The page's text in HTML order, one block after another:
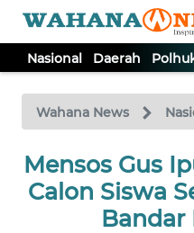
Nasional Daerah
Wahana News
Mensos Gus
Calon Siswa
Bandar
TV
Tutup
NASIONAL